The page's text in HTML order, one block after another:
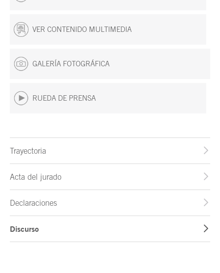
VER CONTENIDO MULTIMEDIA
GALERÍA FOTOGRÁFICA
RUEDA DE PRENSA
Trayectoria
Acta del jurado
Declaraciones
Discurso